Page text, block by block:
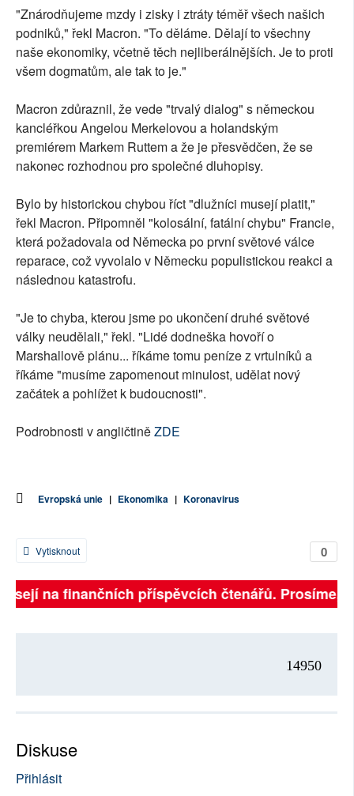
"Znárodňujeme mzdy i zisky i ztráty téměř všech našich
podniků," řekl Macron. "To děláme. Dělají to všechny
naše ekonomiky, včetně těch nejliberálnějších. Je to proti
všem dogmatům, ale tak to je."
Macron zdůraznil, že vede "trvalý dialog" s německou
kancléřkou Angelou Merkelovou a holandským
premiérem Markem Ruttem a že je přesvědčen, že se
nakonec rozhodnou pro společné dluhopisy.
Bylo by historickou chybou říct "dlužníci musejí platit,"
řekl Macron. Připomněl "kolosální, fatální chybu" Francie,
která požadovala od Německa po první světové válce
reparace, což vyvolalo v Německu populistickou reakci a
následnou katastrofu.
"Je to chyba, kterou jsme po ukončení druhé světové
války neudělali," řekl. "Lidé dodneška hovoří o
Marshallově plánu... říkáme tomu peníze z vrtulníků a
říkáme "musíme zapomenout minulost, udělat nový
začátek a pohlížet k budoucnosti".
Podrobnosti v angličtiněZDE
Evropská unie | Ekonomika | Koronavirus
0
Vytisknout
na finančních příspěvcích čtenářů. Prosíme,
14950
Diskuse
Přihlásit